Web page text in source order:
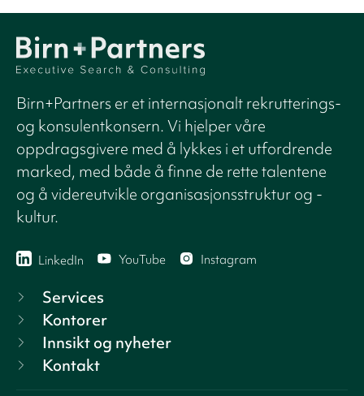
Birn+Partners er et internasjonalt rekrutterings-
og konsulentkonsern. Vi hjelper våre
oppdragsgivere med å lykkes i et utfordrende
marked, med både å finne de rette talentene
og å videreutvikle organisasjonsstruktur og -
kultur.
LinkedIn YouTube Instagram
Services
Kontorer
Innsikt og nyheter
Kontakt